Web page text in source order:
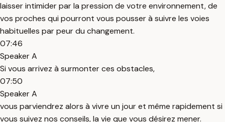
laisser intimider par la pression de votre environnement, de
vos proches qui pourront vous pousser à suivre les voies
habituelles par peur du changement.
07:46
Speaker A
Si vous arrivez à surmonter ces obstacles,
07:50
Speaker A
vous parviendrez alors à vivre un jour et même rapidement si
vous suivez nos conseils, la vie que vous désirez mener.